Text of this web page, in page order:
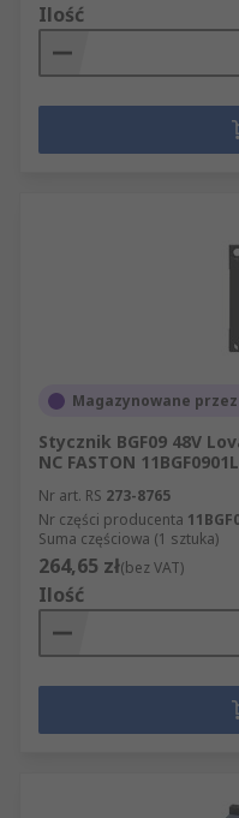
Ilość
Magazynowane
Stycznik BGF09 48V
NC FASTON
Nr art. RS 273-8765
Nr części producenta
Suma częściowa (1 sztuka)
264,65 zł(bez VAT)
Ilość